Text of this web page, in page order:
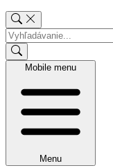
Mobile menu
Menu